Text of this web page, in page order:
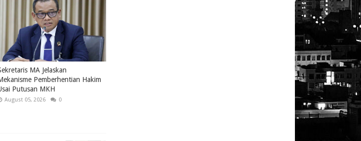
MA Jelaskan
Pemberhentian Hakim
Putusan MKH
August 05, 2026 0